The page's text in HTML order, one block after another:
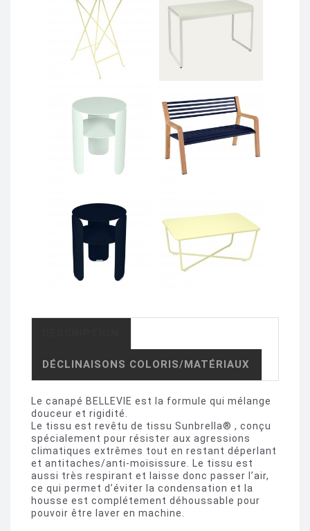
DÉCLINAISONS COLORIS/MATÉRIAUX
Le canapé BELLEVIE est la formule qui mélange
douceur et rigidité.
Le tissu est revêtu de tissu Sunbrella® , conçu
spécialement pour résister aux agressions
climatiques extrêmes tout en restant déperlant
et antitaches/anti-moisissure. Le tissu est
aussi très respirant et laisse donc passer l’air,
ce qui permet d’éviter la condensation et la
housse est complétement déhoussable pour
pouvoir être laver en machine.